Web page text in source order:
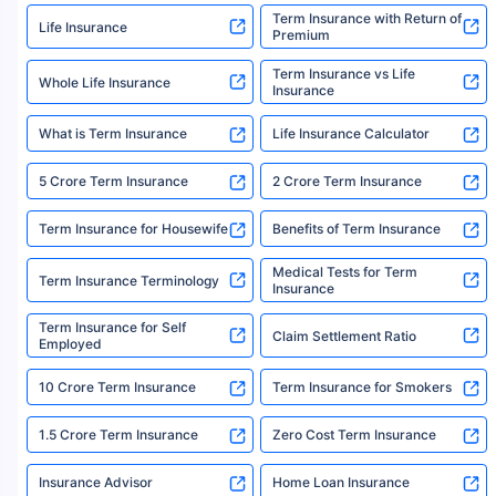
New Pension Market Linked Plan
New Pension Plus (Plan no.
867)
Get Details
Invest
₹20K /month
*
11.3%
Total Corpus
₹ 81 L
₹48.6 L TAX
FREE
Paid At The Age
49
₹32.4 L
Invested In
Annuity
Plans
i
New Pension Market Linked Plan
New Pension Plus (Plan no.
867)
Get Details
₹20K /month
₹ 81 L After 15 years
Life Insurance
Term Insurance with Return of
Premium
Whole Life Insurance
Term Insurance vs Life
Insurance
What is Term Insurance Life Insurance Calculator
5 Crore Term Insurance 2 Crore Term Insurance
Term Insurance for Housewife Benefits of Term Insurance
Term Insurance Terminology
Medical Tests for Term
Insurance
Term Insurance for Self
Employed
Claim Settlement Ratio
10 Crore Term Insurance Term Insurance for Smokers
1.5 Crore Term Insurance Zero Cost Term Insurance
Insurance Advisor Home Loan Insurance